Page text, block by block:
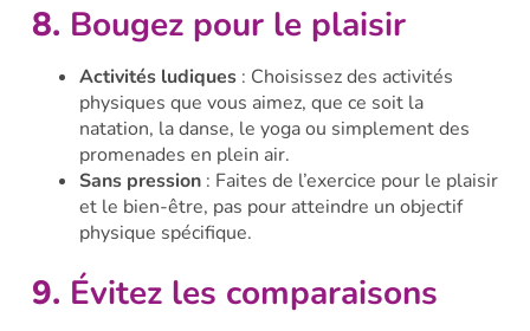
8. Bougez pour le plaisir
Activités ludiques: Choisissez des activités
physiques que vous aimez, que ce soit la
natation, la danse, le yoga ou simplement des
promenades en plein air.
Sans pression: Faites de l’exercice pour le plaisir
et le bien-être, pas pour atteindre un objectif
physique spécifique.
9. Évitez les comparaisons